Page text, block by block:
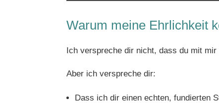
Warum meine Ehrlichkeit
Ich verspreche dir nicht, dass du mit
Aber ich verspreche dir:
Dass ich dir einen echten, fundierten